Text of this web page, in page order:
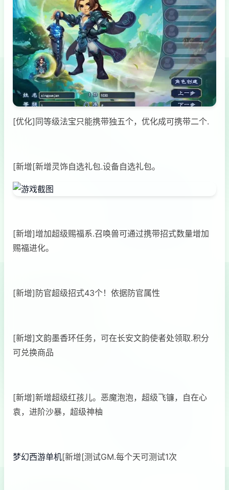
[优化]同等级法宝只能携带独五个，优化成可携带二个.
[新增[新增灵饰自选礼包.设备自选礼包。
[新增]增加超级赐福系.召唤兽可通过携带招式数量增加
赐福进化。
[新增]防官超级招式43个！依据防官属性
[新增]文韵墨香环任务，可在长安文韵使者处领取.积分
可兑换商品
[新增]新增超级红孩儿。恶魔泡泡，超级飞镰，自在心
袁，进阶沙暴，超级神柚
梦幻西游单机[新增[测试GM.每个天可测试1次